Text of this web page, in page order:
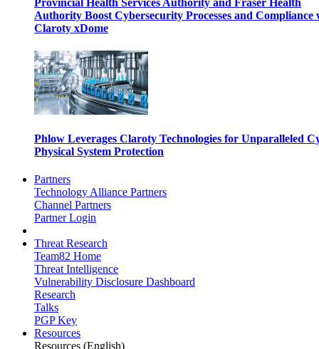
Provincial Health Services Authority and Fraser Health
Authority Boost Cybersecurity Processes and Compliance
Claroty xDome
Phlow Leverages Claroty Technologies for Unparalleled
Physical System Protection
Partners
Technology Alliance Partners
Channel Partners
Partner Login
Threat Research
Team82 Home
Threat Intelligence
Vulnerability Disclosure Dashboard
Research
Talks
PGP Key
Resources
Resources (English)